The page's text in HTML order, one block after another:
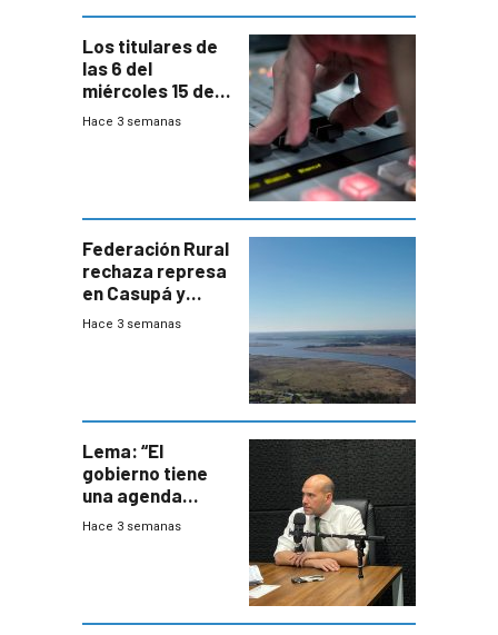
Los titulares de
las 6 del
miércoles 15 de
julio de 2026
Hace 3 semanas
Federación Rural
rechaza represa
en Casupá y
firma demanda
Hace 3 semanas
Lema: “El
gobierno tiene
una agenda
destructiva”
Hace 3 semanas